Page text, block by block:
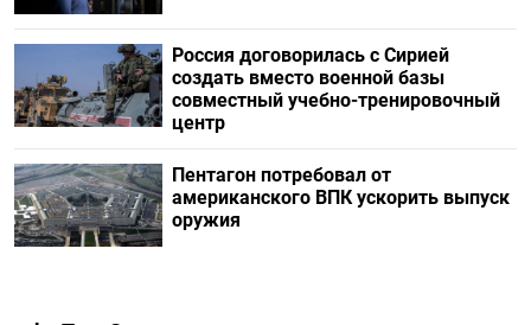
Россия договорилась с Сирией
создать вместо военной базы
совместный учебно-тренировочный
центр
Пентагон потребовал от
американского ВПК ускорить выпуск
оружия